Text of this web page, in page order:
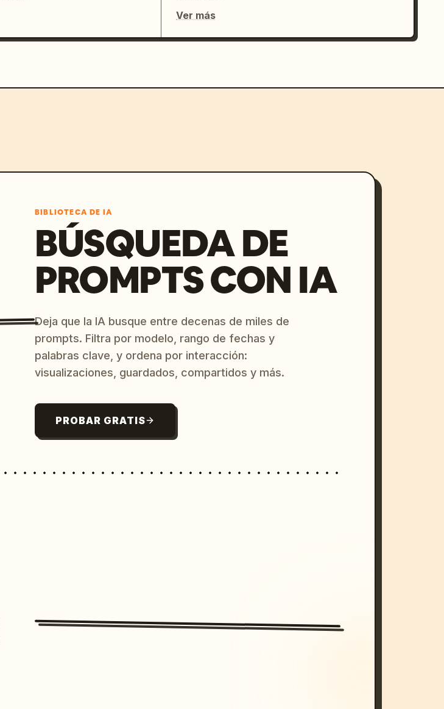
Ver más
BIBLIOTECA DE IA
BÚSQUEDA DE
PROMPTS CON IA
Deja que la IA busque entre decenas de miles de
prompts. Filtra por modelo, rango de fechas y
palabras clave, y ordena por interacción:
visualizaciones, guardados, compartidos y más.
PROBAR GRATIS